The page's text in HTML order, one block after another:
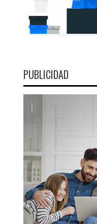
PUBLICIDAD